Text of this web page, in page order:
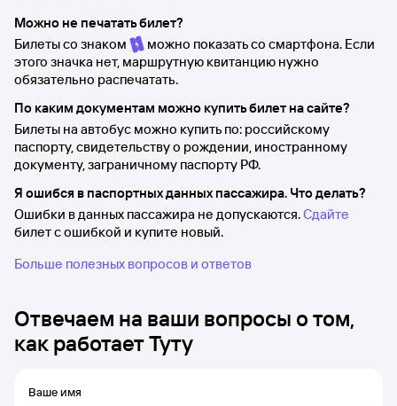
Можно не печатать билет?
Билеты со знаком
можно показать со смартфона. Если
этого значка нет, маршрутную квитанцию нужно
обязательно распечатать.
По каким документам можно купить билет на сайте?
Билеты на автобус можно купить по: российскому
паспорту, свидетельству о рождении, иностранному
документу, заграничному паспорту РФ.
Я ошибся в паспортных данных пассажира. Что делать?
Ошибки в данных пассажира не допускаются.Сдайте
билет с ошибкой и купите новый.
Больше полезных вопросов и ответов
Отвечаем на ваши вопросы о том,
как работает Туту
Ваше имя